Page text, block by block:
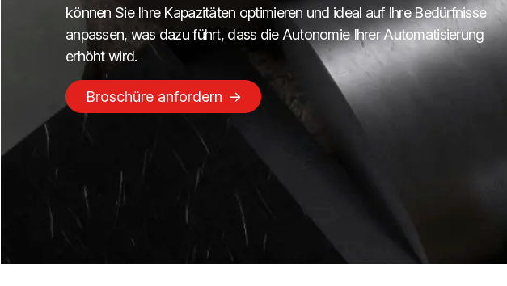
können Sie Ihre Kapazitäten optimieren und ideal auf Ihre Bedürfnisse
anpassen, was dazu führt, dass die Autonomie Ihrer Automatisierung
erhöht wird.
Broschüre anfordern